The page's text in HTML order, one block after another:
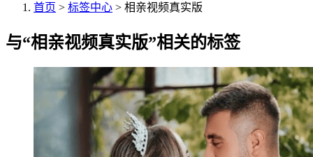
首页 > 标签中心 > 相亲视频真实版
与“相亲视频真实版”相关的标签